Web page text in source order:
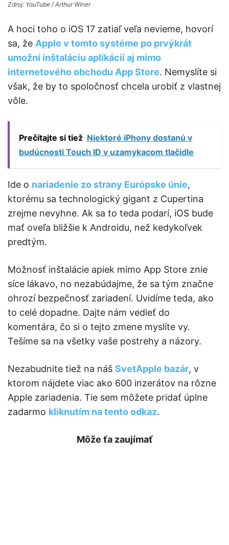
Zdroj: YouTube / Arthur Winer
A hoci toho o iOS 17 zatiaľ veľa nevieme, hovorí
sa, že Apple v tomto systéme po prvýkrát
umožní inštaláciu aplikácií aj mimo
internetového obchodu App Store. Nemyslíte si
však, že by to spoločnosť chcela urobiť z vlastnej
vôle.
Prečítajte si tiež Niektoré iPhony dostanú v
budúcnosti Touch ID v uzamykacom tlačidle
Ide o nariadenie zo strany Európske únie,
ktorému sa technologický gigant z Cupertina
zrejme nevyhne. Ak sa to teda podarí, iOS bude
mať oveľa bližšie k Androidu, než kedykoľvek
predtým.
Možnosť inštalácie apiek mimo App Store znie
síce lákavo, no nezabúdajme, že sa tým značne
ohrozí bezpečnosť zariadení. Uvidíme teda, ako
to celé dopadne. Dajte nám vedieť do
komentára, čo si o tejto zmene myslíte vy.
Tešíme sa na všetky vaše postrehy a názory.
Nezabudnite tiež na náš SvetApple bazár, v
ktorom nájdete viac ako 600 inzerátov na rôzne
Apple zariadenia. Tie sem môžete pridať úplne
zadarmo kliknutím na tento odkaz.
Môže ťa zaujímať